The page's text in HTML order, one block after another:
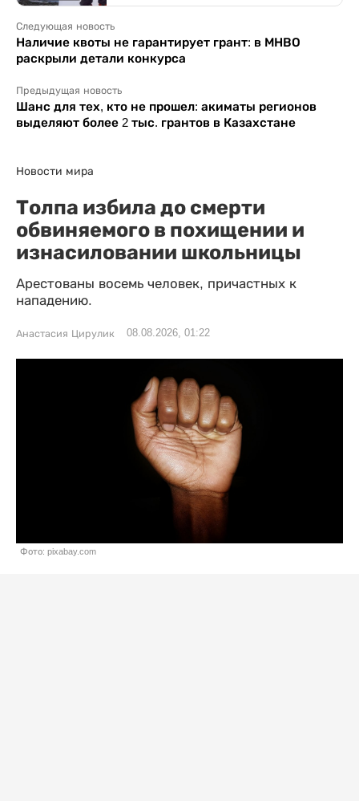
Следующая новость
Наличие квоты не гарантирует грант: в МНВО
раскрыли детали конкурса
Предыдущая новость
Шанс для тех, кто не прошел: акиматы регионов
выделяют более 2 тыс. грантов в Казахстане
Новости мира
Толпа избила до смерти
обвиняемого в похищении и
изнасиловании школьницы
Арестованы восемь человек, причастных к
нападению.
Анастасия Цирулик 08.08.2026, 01:22
Фото: pixabay.com